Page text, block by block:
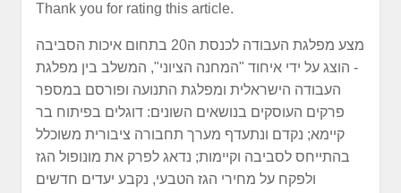
Thank you for rating this article.
מצע מפלגת העבודה לכנסת ה20 בתחום איכות הסביבה
- הוצג על ידי איחוד "המחנה הציוני", המשלב בין מפלגת
העבודה הישראלית ומפלגת התנועה ופורסם במספר
פרקים העוסקים בנושאים השונים: דוגלים בפיתוח בר
קיימא; נקדם ונתעדף מערך תחבורה ציבורית משוכלל
בהתייחס לסביבה וקיימות; נדאג לפרק את מונופול הגז
ולפקח על מחירי הגז הטבעי, נקבע יעדים חדשים